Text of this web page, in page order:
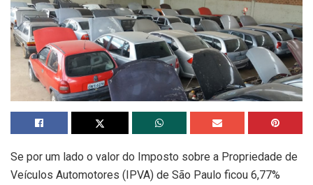
Se por um lado o valor do Imposto sobre a Propriedade de
Veículos Automotores (IPVA) de São Paulo ficou 6,77%